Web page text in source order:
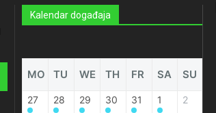
Kalendar događaja
MO TU WE TH FR SA SU
27 28 29 30 31 1 2